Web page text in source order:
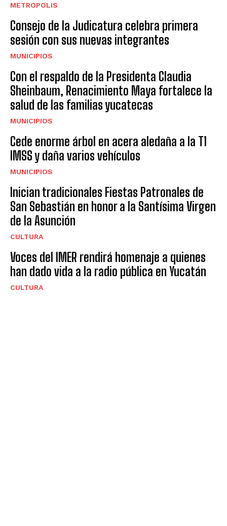
METROPOLIS
Consejo de la Judicatura celebra primera
sesión con sus nuevas integrantes
MUNICIPIOS
Con el respaldo de la Presidenta Claudia
Sheinbaum, Renacimiento Maya fortalece la
salud de las familias yucatecas
MUNICIPIOS
Cede enorme árbol en acera aledaña a la T1
IMSS y daña varios vehículos
MUNICIPIOS
Inician tradicionales Fiestas Patronales de
San Sebastián en honor a la Santísima Virgen
de la Asunción
CULTURA
Voces del IMER rendirá homenaje a quienes
han dado vida a la radio pública en Yucatán
CULTURA